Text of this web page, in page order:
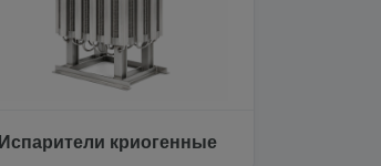
Испарители криогенные